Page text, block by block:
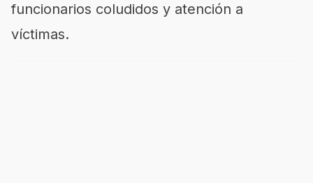
funcionarios coludidos y atención a
víctimas.